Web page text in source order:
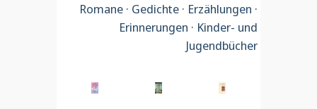
Romane · Gedichte · Erzählungen ·
Erinnerungen · Kinder- und
Jugendbücher